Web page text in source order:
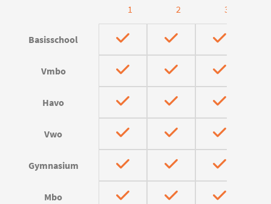
1
2
3
Basisschool
Vmbo
Havo
Vwo
Gymnasium
Mbo